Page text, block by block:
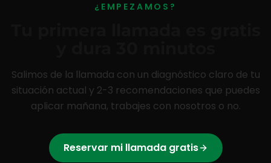
¿EMPEZAMOS?
Salimos de la llamada con un diagnóstico claro de tu
situación actual y 2-3 recomendaciones que puedes
aplicar mañana, trabajes con nosotros o no.
Reservar mi llamada gratis